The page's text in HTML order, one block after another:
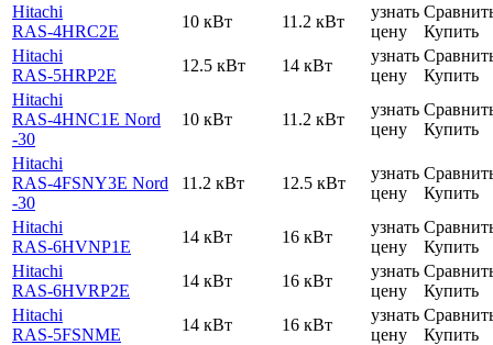
Hitachi
RAS-4HRC2E
10 кВт 11.2 кВт
узнать
цену
Купить
Hitachi
RAS-5HRP2E
12.5 кВт 14 кВт
узнать
цену
Купить
Hitachi
RAS-4HNC1E Nord
-30
10 кВт 11.2 кВт
узнать
цену
Купить
Hitachi
RAS-4FSNY3E Nord
-30
11.2 кВт 12.5 кВт
узнать
цену
Купить
Hitachi
RAS-6HVNP1E
14 кВт 16 кВт
узнать
цену
Купить
Hitachi
RAS-6HVRP2E
14 кВт 16 кВт
узнать
цену
Купить
Hitachi
RAS-5FSNME
14 кВт 16 кВт
узнать
цену
Купить